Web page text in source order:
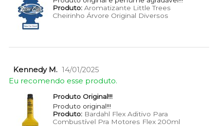
Produto:Aromatizante Little Trees
Cheirinho Árvore Original Diversos
Kennedy M. 14/01/2025
Eu recomendo esse produto.
Produto Original!!!
Produto original!!!
Produto:Bardahl Flex Aditivo Para
Combustível Pra Motores Flex 200ml